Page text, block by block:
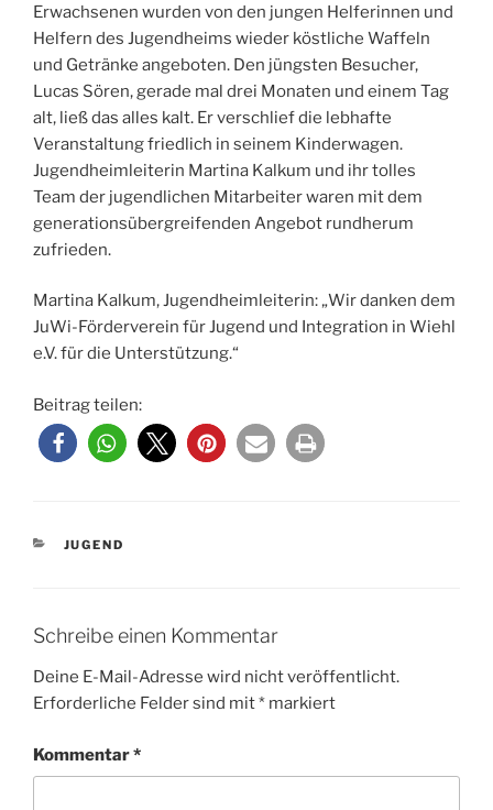
Erwachsenen wurden von den jungen Helferinnen und
Helfern des Jugendheims wieder köstliche Waffeln
und Getränke angeboten. Den jüngsten Besucher,
Lucas Sören, gerade mal drei Monaten und einem Tag
alt, ließ das alles kalt. Er verschlief die lebhafte
Veranstaltung friedlich in seinem Kinderwagen.
Jugendheimleiterin Martina Kalkum und ihr tolles
Team der jugendlichen Mitarbeiter waren mit dem
generationsübergreifenden Angebot rundherum
zufrieden.
Martina Kalkum, Jugendheimleiterin: „Wir danken dem
JuWi-Förderverein für Jugend und Integration in Wiehl
e.V. für die Unterstützung.“
Beitrag teilen:
KATEGORIEN
JUGEND
Schreibe einen Kommentar
Deine E-Mail-Adresse wird nicht veröffentlicht.
Erforderliche Felder sind mit* markiert
Kommentar*